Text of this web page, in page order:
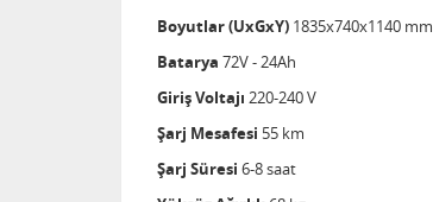
Boyutlar (UxGxY) 1835x740x1140 mm
Batarya 72V - 24Ah
Giriş Voltajı 220-240 V
Şarj Mesafesi 55 km
Şarj Süresi 6-8 saat